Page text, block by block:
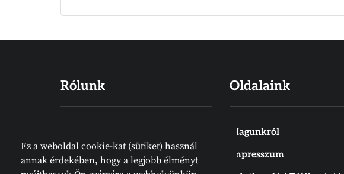
Rólunk
Igéje, amelyet emberek írtak
ugyan, de nem emberektől jön.
Oldalaink
Magunkról
Impresszum
Ez a weboldal cookie-kat (sütiket) használ
annak érdekében, hogy a legjobb élményt